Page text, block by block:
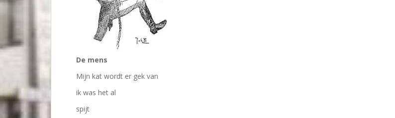
De mens
Mijn kat wordt er gek van
ik was het al
spijt